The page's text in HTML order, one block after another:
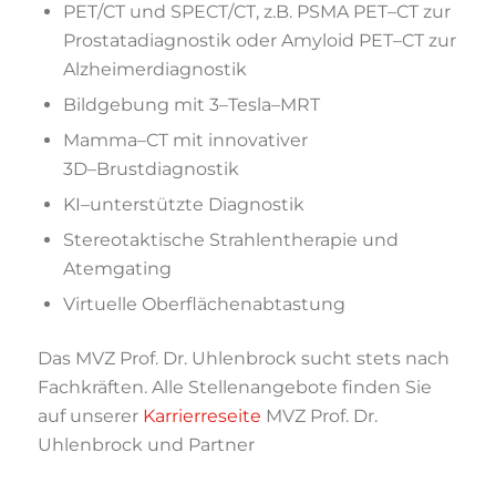
PET/CT und SPECT/CT, z.B. PSMA PET–CT zur
Prostatadiagnostik oder Amyloid PET–CT zur
Alzheimerdiagnostik
Bildgebung mit 3–Tesla–MRT
Mamma–CT mit innovativer
3D–Brustdiagnostik
KI–unterstützte Diagnostik
Stereotaktische Strahlentherapie und
Atemgating
Virtuelle Oberflächenabtastung
Das MVZ Prof. Dr. Uhlenbrock sucht stets nach
Fachkräften. Alle Stellenangebote finden Sie
auf unserer Karrierreseite MVZ Prof. Dr.
Uhlenbrock und Partner